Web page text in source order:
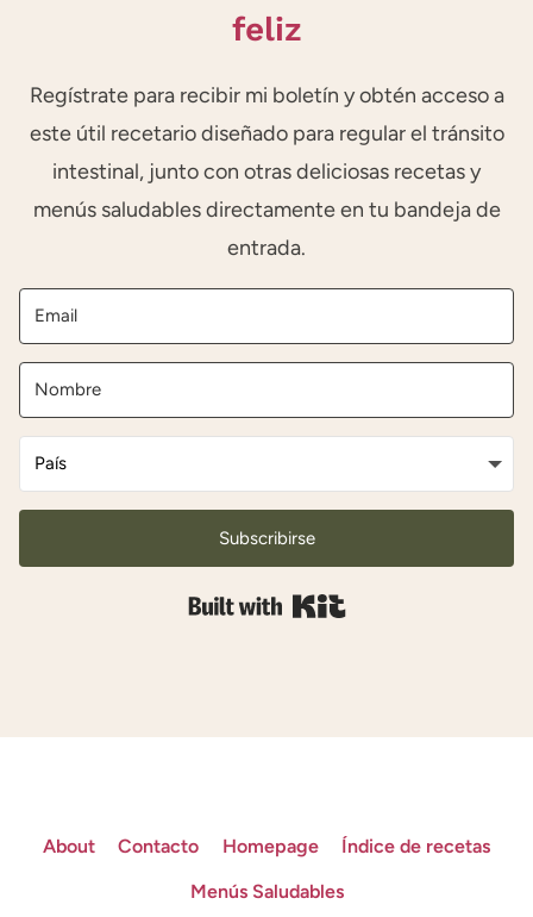
feliz
Regístrate para recibir mi boletín y obtén acceso a
este útil recetario diseñado para regular el tránsito
intestinal, junto con otras deliciosas recetas y
menús saludables directamente en tu bandeja de
entrada.
Subscribirse
Built with Kit
About Contacto Homepage
Índice de recetas
Menús Saludables